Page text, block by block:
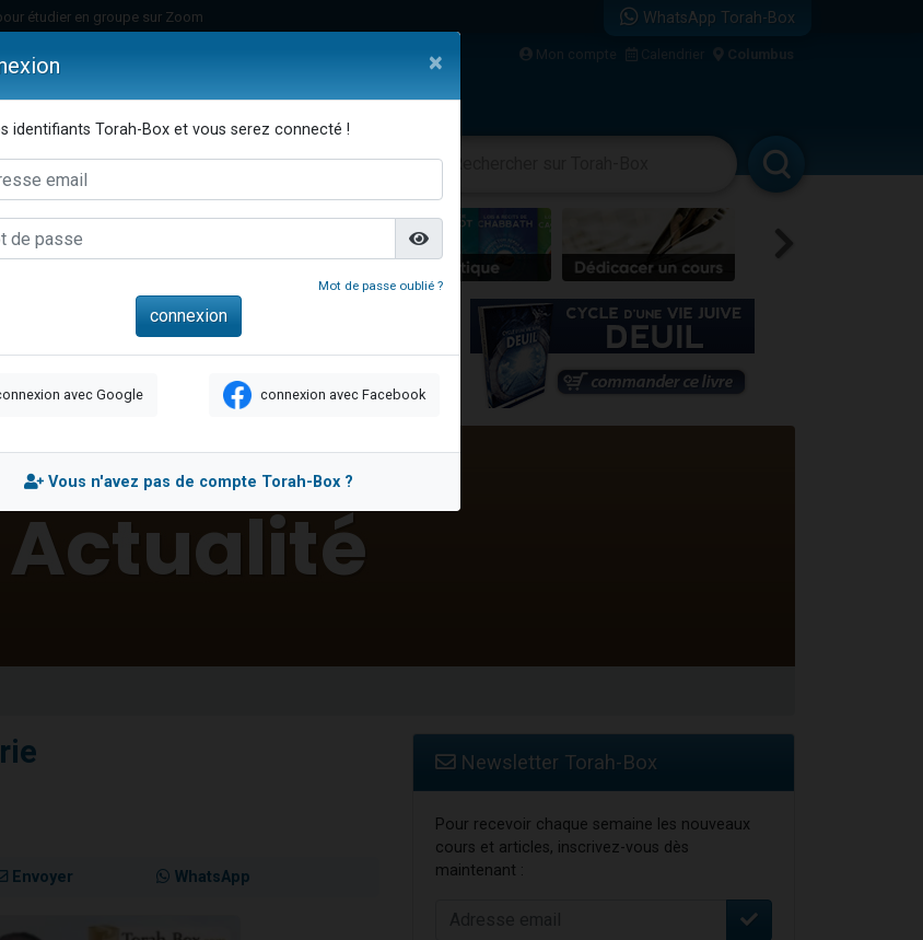
étudier en groupe sur Zoom
de faire un don pour Diane, 80 ans, dans un appartement insalubre
de faire un don pour 1 Journée de Vacances Pour les Enfants
de demander une bénédiction
nous rejoindre sur WhatsApp
étudier en groupe sur Zoom
Maasser
nous rejoindre sur WhatsApp
nous rejoindre sur WhatsApp
Maasser
nous rejoindre sur WhatsApp
de demander une bénédiction
de faire un don pour Sauvez la jambe de Yohan
étudier en groupe sur Zoom
WhatsApp Torah-Box
Mon compte Calendrier Columbus
Enfants Etude sur Texte Musique Paracha Divertissements
Envoyer WhatsApp
Newsletter Torah-Box
Pour recevoir chaque semaine les nouveaux
cours et articles, inscrivez-vous dès
maintenant :
×
identifiants Torah-Box et vous serez connecté !
Mot de passe oublié ?
avec Google connexion avec Facebook
Vous n'avez pas de compte Torah-Box ?